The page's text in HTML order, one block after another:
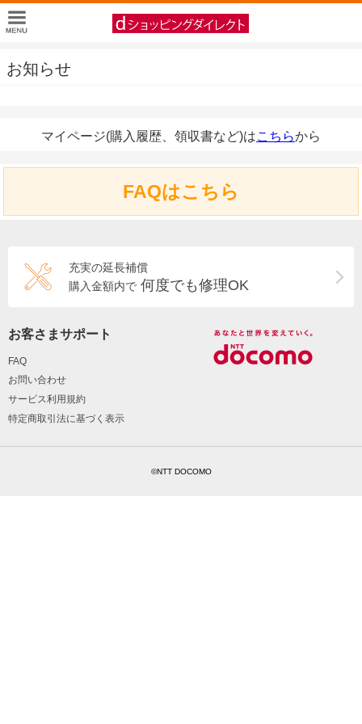
お知らせ
マイページ(購入履歴、領収書など)はこちらから
FAQはこちら
充実の延長補償
購入金額内で 何度でも修理OK
お客さまサポート
FAQ
お問い合わせ
サービス利用規約
特定商取引法に基づく表示
©NTT DOCOMO